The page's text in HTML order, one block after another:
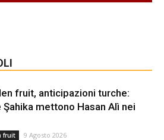
fruit, anticipazioni turche:
Şahika mettono Hasan Alì nei
fruit 9 Agosto 2026